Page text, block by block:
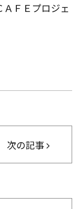
ＡＦＥプロジェ
次の記事